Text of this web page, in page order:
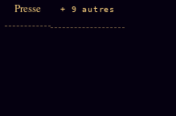
Presse + 9 autres